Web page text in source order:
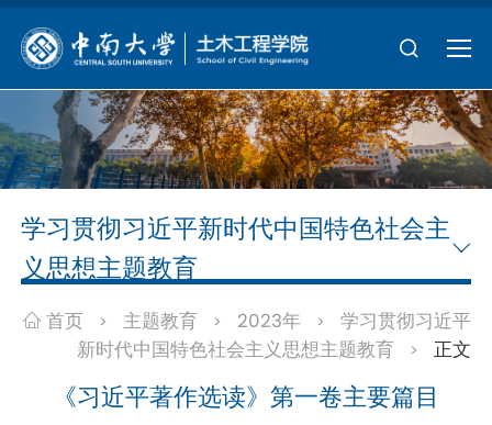
学习贯彻习近平新时代中国特色社会主
义思想主题教育
首页 > 主题教育 > 2023年 >
学习贯彻习近平
新时代中国特色社会主义思想主题教育
> 正文
《习近平著作选读》第一卷主要篇目